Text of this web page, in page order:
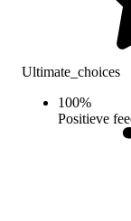
Ultimate_choices
100%
Positieve